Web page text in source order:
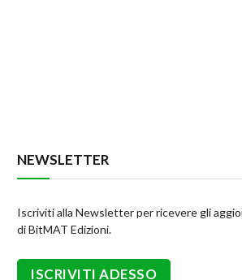
NEWSLETTER
Iscriviti alla Newsletter per ricevere gli
di BitMAT Edizioni.